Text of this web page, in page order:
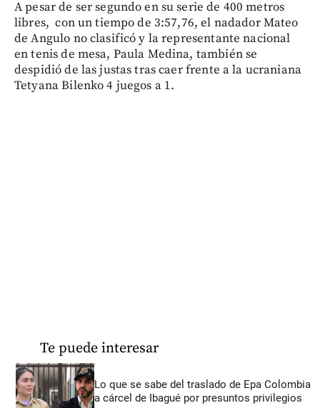
A pesar de ser segundo en su serie de 400 metros
libres, con un tiempo de 3:57,76, el nadador Mateo
de Angulo no clasificó y la representante nacional
en tenis de mesa, Paula Medina, también se
despidió de las justas tras caer frente a la ucraniana
Tetyana Bilenko 4 juegos a 1.
Te puede interesar
Lo que se sabe del traslado de Epa Colombia
a cárcel de Ibagué por presuntos privilegios